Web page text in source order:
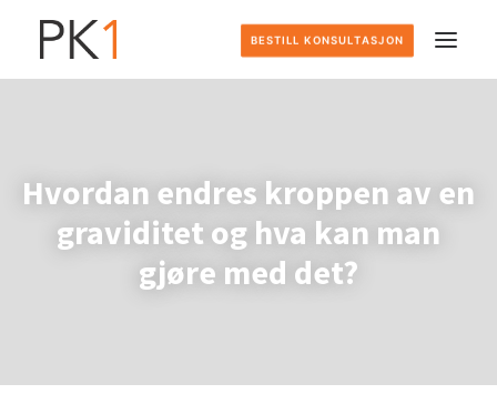
BESTILL KONSULTASJON
DETTE GJØR VI
SLIK FOREGÅR DET
OM OSS
Hvordan endres kroppen av en
graviditet og hva kan man
gjøre med det?